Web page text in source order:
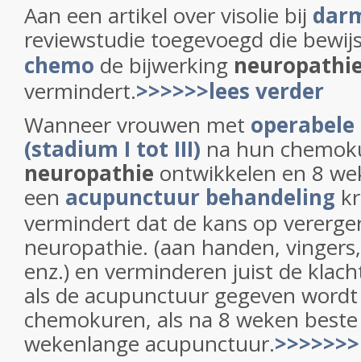
Aan een artikel over visolie bij
reviewstudie toegevoegd die
chemo de bijwerking
vermindert.>>>>>>lees verder
Wanneer vrouwen met
(stadium I tot III) na hun
neuropathie ontwikkelen en 8
een acupunctuur behandeling
vermindert dat de kans op
neuropathie. (aan handen,
enz.) en verminderen juist de
als de acupunctuur gegeven
chemokuren, als na 8 weken
wekenlange acupunctuur.